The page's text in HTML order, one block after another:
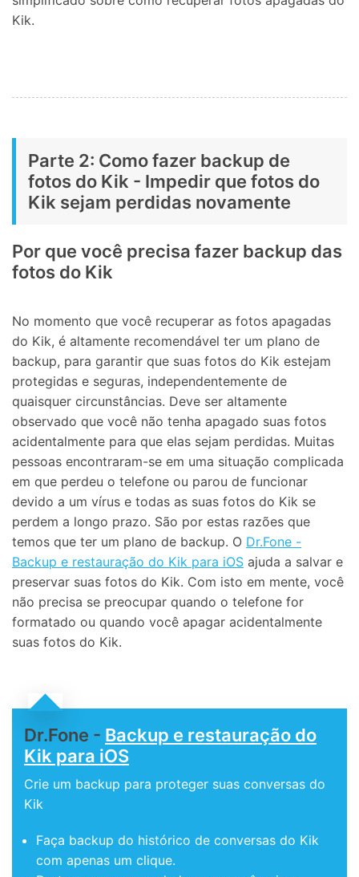
Kik.
Parte 2: Como fazer backup de
fotos do Kik - Impedir que fotos do
Kik sejam perdidas novamente
Por que você precisa fazer backup das
fotos do Kik
No momento que você recuperar as fotos apagadas
do Kik, é altamente recomendável ter um plano de
backup, para garantir que suas fotos do Kik estejam
protegidas e seguras, independentemente de
quaisquer circunstâncias. Deve ser altamente
observado que você não tenha apagado suas fotos
acidentalmente para que elas sejam perdidas. Muitas
pessoas encontraram-se em uma situação complicada
em que perdeu o telefone ou parou de funcionar
devido a um vírus e todas as suas fotos do Kik se
perdem a longo prazo. São por estas razões que
temos que ter um plano de backup. O Dr.Fone -
Backup e restauração do Kik para iOS ajuda a salvar e
preservar suas fotos do Kik. Com isto em mente, você
não precisa se preocupar quando o telefone for
formatado ou quando você apagar acidentalmente
suas fotos do Kik.
Dr.Fone - Backup e restauração do
Kik para iOS
Crie um backup para proteger suas conversas do
Kik
Faça backup do histórico de conversas do Kik
com apenas um clique.